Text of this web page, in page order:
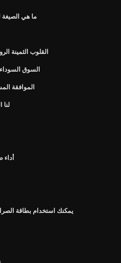
ما هي
القلوب الثمينة
السوق
الموافقة
لنا الخزانة
يمكنك استخدام بطاقة